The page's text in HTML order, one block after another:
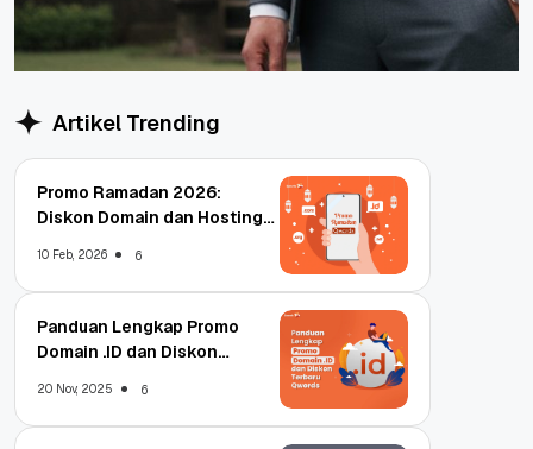
Artikel Trending
Promo Ramadan 2026:
Diskon Domain dan Hosting
10 Feb, 2026 6
Panduan Lengkap Promo
Domain .ID dan Diskon
20 Nov, 2025 6